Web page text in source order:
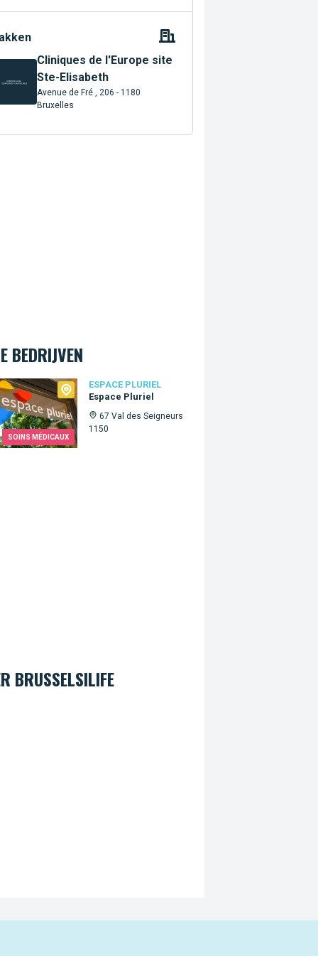
Cliniques de l'Europe site
Ste-Elisabeth
Avenue de Fré , 206 - 1180
Bruxelles
BEDRIJVEN
SOINS MÉDICAUX
ESPACE PLURIEL
Espace Pluriel
67 Val des Seigneurs
1150
Pluriel
BRUSSELSILIFE